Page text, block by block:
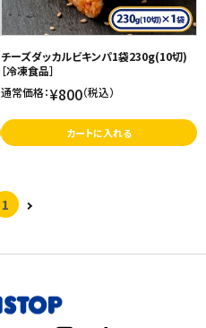
チーズダッカルビキンパ1袋230g(10切)
［冷凍食品］
通常価格：¥800（税込）
カートに入れる
1